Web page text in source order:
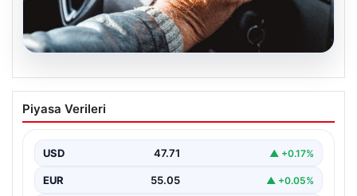
05.08.2026
Emekliye ÖTV’siz araç verilecek mi,
yasa çıkacak mı? Milyonlarca emekli
Piyasa Verileri
USD 47.71 ▲ +0.17%
EUR 55.05 ▲ +0.05%